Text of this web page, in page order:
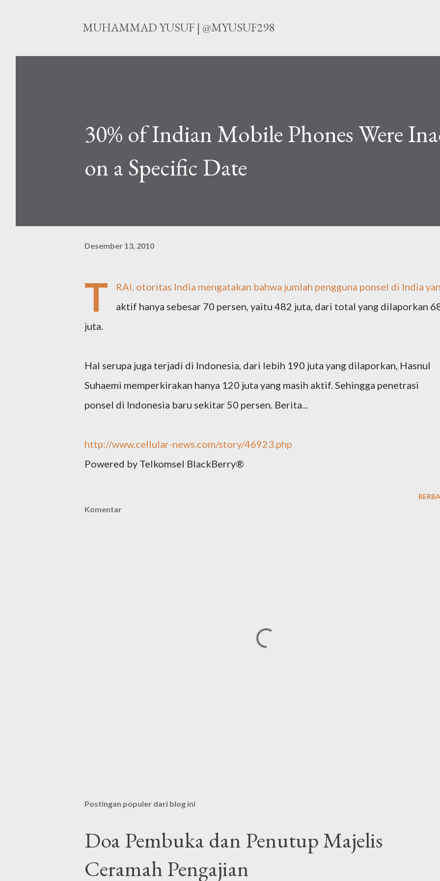
MUHAMMAD YUSUF | @MYUSUF298
30% of Indian Mobile Phones Were
on a Specific Date
Desember 13, 2010
T
RAI, otoritas India mengatakan bahwa jumlah pengguna ponsel di India
aktif hanya sebesar 70 persen, yaitu 482 juta, dari total yang dilaporkan
juta.
Hal serupa juga terjadi di Indonesia, dari lebih 190 juta yang dilaporkan, Hasnul
Suhaemi memperkirakan hanya 120 juta yang masih aktif. Sehingga penetrasi
ponsel di Indonesia baru sekitar 50 persen. Berita...
http://www.cellular-news.com/story/46923.php
Powered by Telkomsel BlackBerry®
Komentar
Postingan populer dari blog ini
Doa Pembuka dan Penutup Majelis
Ceramah Pengajian